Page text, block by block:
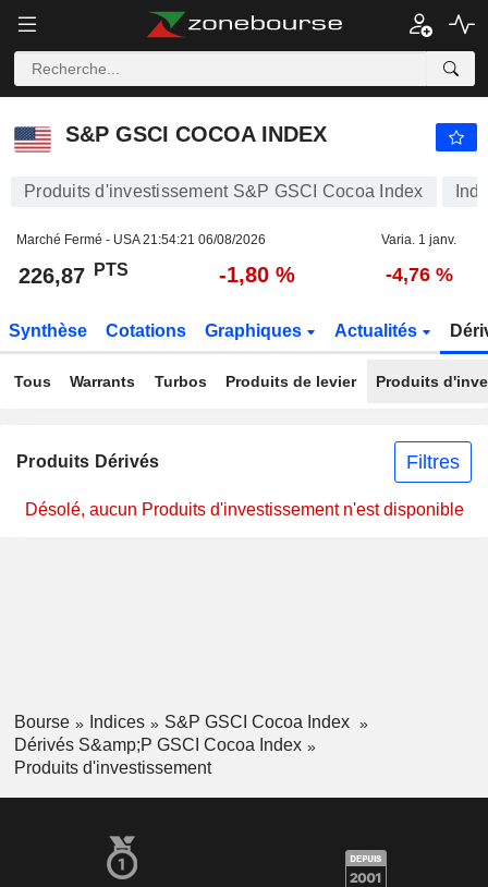
S&P GSCI COCOA INDEX
S&P GSCI COCOA INDEX
Produits d'investissement S&P GSCI Cocoa Index
Marché Fermé - USA21:54:21 06/08/2026 Varia. 1 janv.
226,87 PTS -1,80 % -4,76 %
Synthèse Cotations Graphiques Actualités
Tous Warrants Turbos Produits de levier Produits
Produits Dérivés Filtres
Désolé, aucun Produits d'investissement n'est disponible
Bourse Indices
S&P GSCI Cocoa Index
Dérivés S&amp;P GSCI Cocoa Index
Produits d'investissement